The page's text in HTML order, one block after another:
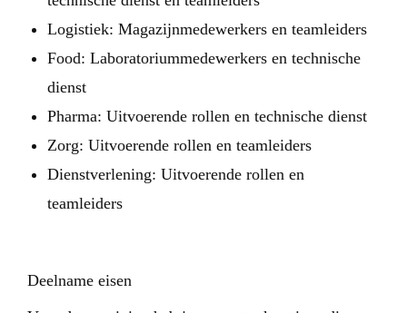
Logistiek: Magazijnmedewerkers en teamleiders
Food: Laboratoriummedewerkers en technische
dienst
Pharma: Uitvoerende rollen en technische dienst
Zorg: Uitvoerende rollen en teamleiders
Dienstverlening: Uitvoerende rollen en
teamleiders
Deelname eisen